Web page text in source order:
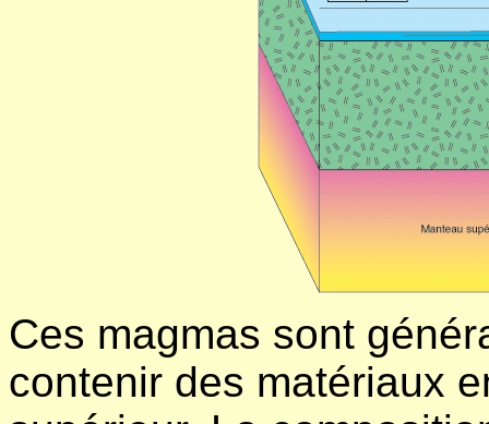
Ces magmas sont
contenir des matériaux